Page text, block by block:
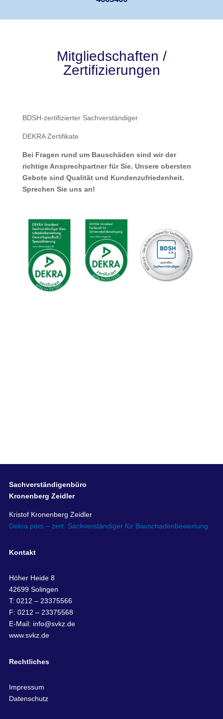
Mitgliedschaften /
Zertifizierungen
BDSH-zertifizierter Sachverständiger
DEKRA Zertifikate
Bei Fragen rund um Bauschäden sind wir der
richtige Ansprechpartner für Sie. Unsere obersten
Gebote sind Qualität und Kundenzufriedenheit.
Sprechen Sie uns an!
Sachverständigenbüro
Kronenberg Zeidler
Kristof Kronenberg Zeidler
Dekra pers.– zert. Sachverständiger für Bauschadenbewertung
Kontakt
Höher Heide 8
42699 Solingen
T: 0212 – 23375566
F: 0212 – 23375568
E-Mail: info@svkz.de
www.svkz.de
Rechtliches
Impressum
Datenschutz